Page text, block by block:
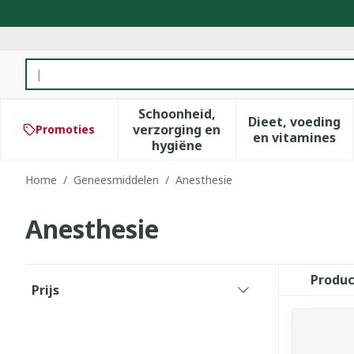
Product, merk, categorie...
Promoties
Schoonheid,
verzorging en
hygiëne
Toon submenu voor
Dieet, voeding
en vitamines
Toon
Home / Geneesmiddelen / Anesthesie
Anesthesie
Prijs